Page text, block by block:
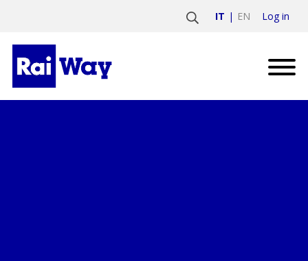
IT EN Log in